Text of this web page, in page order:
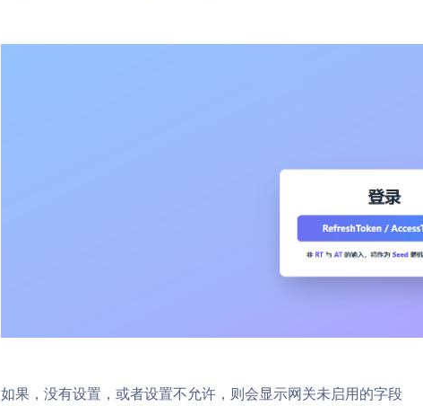
如果，没有设置，或者设置不允许，则会显示网关未启用的字段